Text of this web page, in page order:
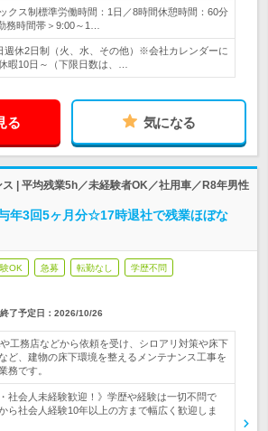
クス制標準労働時間：1日／8時間休憩時間：60分
務時間帯＞9:00～1…
週休2日制（火、水、その他）※会社カレンダーに
暇10日～（下限日数は、…
る 気になる
| 平均残業5h／未経験者OK／社用車／R8年男性
年3回5ヶ月分☆17時退社で残業ほぼな
OK 急募 転勤なし 学歴不問
終了予定日： 2026/10/26
工務店などから依頼を受け、シロアリ対策や床下
ど、建物の床下環境を整えるメンテナンス工事を
務です。
社会人未経験歓迎！》学歴や経験は一切不問で
ら社会人経験10年以上の方まで幅広く歓迎しま